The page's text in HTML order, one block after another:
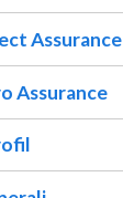
Assurance
Assurance